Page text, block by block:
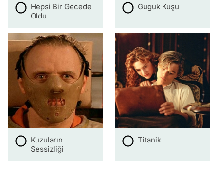
Hepsi Bir Gecede
Oldu
Guguk Kuşu
Kuzuların
Sessizliği
Titanik